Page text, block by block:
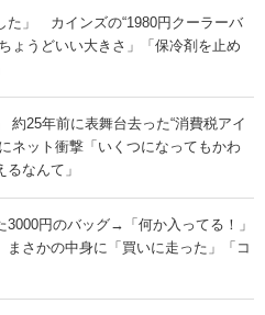
た」 カインズの“1980円クーラーバ
ょうどいい大きさ」「保冷剤を止め
約25年前に表舞台去った“消費税アイ
ネット衝撃「いくつになってもかわ
なんて」
3000円のバッグ→「何か入ってる！」
さかの中身に「買いに走った」「コ